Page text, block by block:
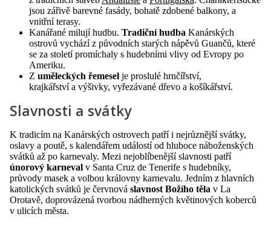
jsou zářivě barevné fasády, bohatě zdobené balkony, a
vnitřní terasy.
Kanářané milují hudbu. Tradiční hudba Kanárských
ostrovů vychází z původních starých nápěvů Guančů, které
se za století promíchaly s hudebními vlivy od Evropy po
Ameriku.
Z uměleckých řemesel je proslulé hrnčířství,
krajkářství a výšivky, vyřezávané dřevo a košíkářství.
Slavnosti a svátky
K tradicím na Kanárských ostrovech patří i nejrůznější svátky,
oslavy a poutě, s kalendářem událostí od hluboce náboženských
svátků až po karnevaly. Mezi nejoblíbenější slavnosti patří
únorový karneval v Santa Cruz de Tenerife s hudebníky,
průvody masek a volbou královny karnevalu. Jedním z hlavních
katolických svátků je červnová slavnost Božího těla v La
Orotavě, doprovázená tvorbou nádherných květinových koberců
v ulicích města.